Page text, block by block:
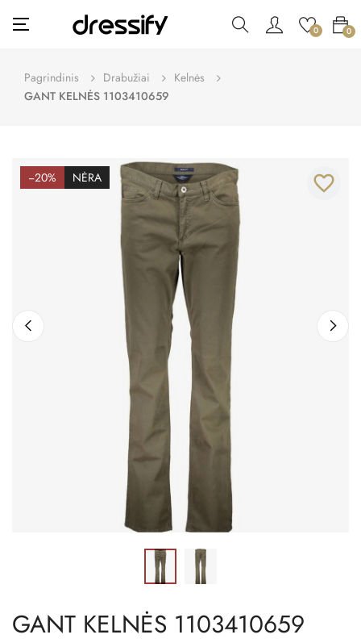
Toggle
navigation
☰ 0 0
Pagrindinis Drabužiai
Kelnės
GANT KELNĖS 1103410659
−20% NĖRA favorite_border
GANT KELNĖS 1103410659